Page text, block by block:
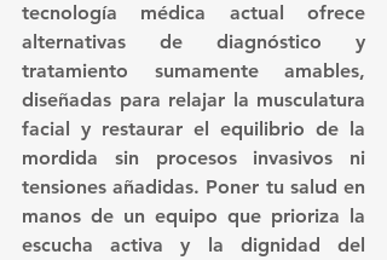
tecnología médica actual ofrece
alternativas de diagnóstico y
tratamiento sumamente amables,
diseñadas para relajar la musculatura
facial y restaurar el equilibrio de la
mordida sin procesos invasivos ni
tensiones añadidas. Poner tu salud en
manos de un equipo que prioriza la
escucha activa y la dignidad del